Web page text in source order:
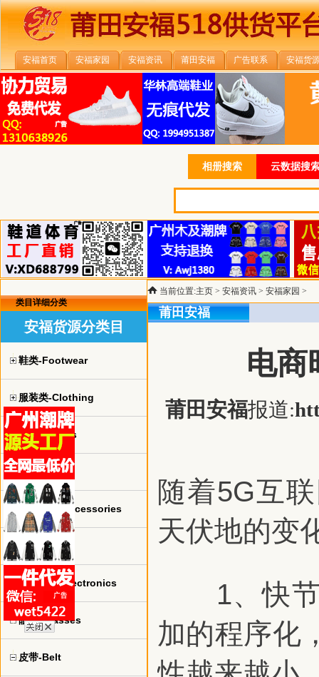
安福首页 安福家园 安福资讯 莆田安福 广告联系 安福货
相册搜索 云数据搜
类目详细分类
安福货源分类目
鞋类-Footwear
服装类-Clothing
球衣-jerseys
手表-watch
珠宝饰品-Accessories
包包-bags
电子产品-Electronics
眼镜-Glasses
皮带-Belt
当前位置:主页 > 安福资讯 > 安福家园 >
莆田安福
电商
莆田安福报道:
随着5G互
天伏地的变
1、快节
加的程序化